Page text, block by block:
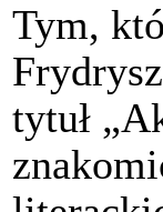
Tym,
tytuł